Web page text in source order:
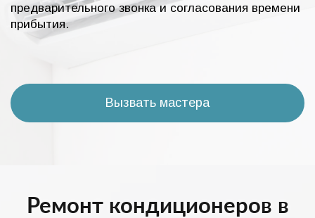
предварительного звонка и согласования времени
прибытия.
Вызвать мастера
Ремонт кондиционеров в